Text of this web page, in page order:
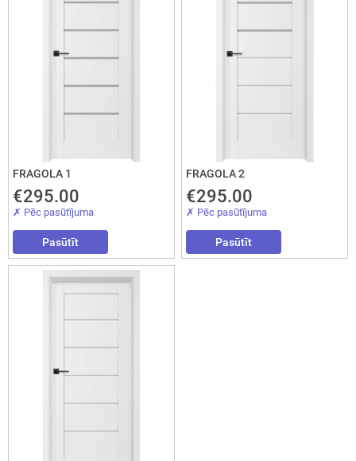
FRAGOLA 1
€295.00
✗ Pēc pasūtījuma
Pasūtīt
FRAGOLA 2
€295.00
✗ Pēc pasūtījuma
Pasūtīt